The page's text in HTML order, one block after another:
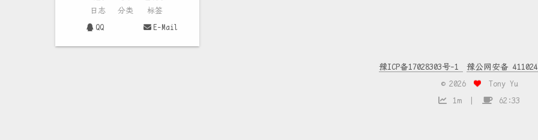
日志 分类
标签
QQ
E-Mail
豫ICP备17028303号-1
豫公网安备
© 2026
Tony Yu
1m
62:33